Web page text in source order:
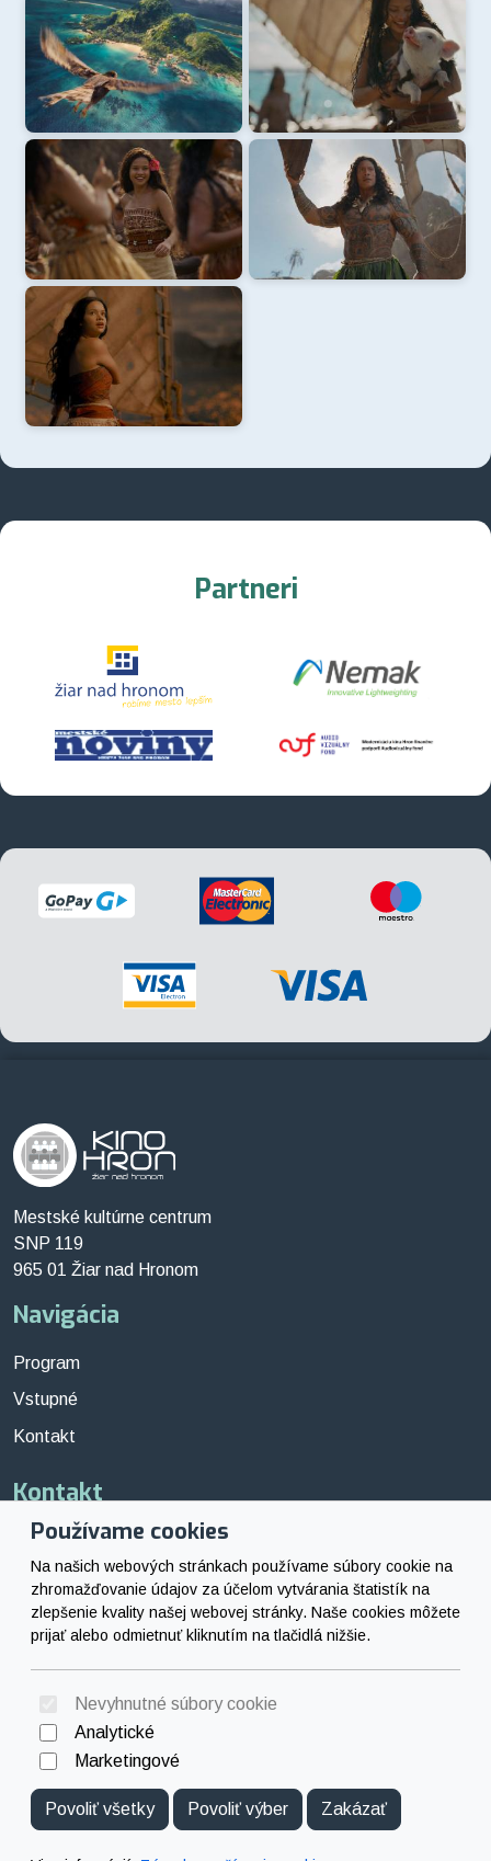
Partneri
Používame cookies
Na našich webových stránkach používame súbory cookie na
zhromažďovanie údajov za účelom vytvárania štatistík na
zlepšenie kvality našej webovej stránky. Naše cookies môžete
prijať alebo odmietnuť kliknutím na tlačidlá nižšie.
Nevyhnutné súbory cookie
Analytické
Marketingové
Povoliť všetky Povoliť výber Zakázať
Mestské kultúrne centrum
SNP 119
965 01 Žiar nad Hronom
Navigácia
Program
Vstupné
Kontakt
Kontakt
kinohronzh@gmail.com
Social
Facebook
© 2026 Arrabella s.r.o., mayabella s.r.o., Všetky práva vyhradené.
Hosting: - Web: